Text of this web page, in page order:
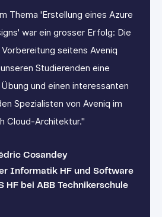
Thema 'Erstellung eines Azure
war ein grosser Erfolg: Die
seitens Aveniq
Studierenden eine
und einen interessanten
Spezialisten von Aveniq im
Cloud-Architektur."
Cosandey
Informatik HF und Software
HF bei ABB Technikerschule